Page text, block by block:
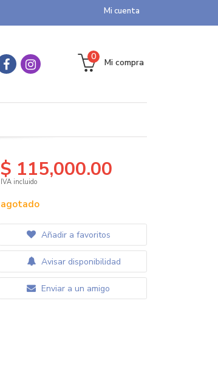
Mi cuenta
Mi compra
0
$ 115,000.00
IVA incluido
agotado
Añadir a favoritos
Avisar disponibilidad
Enviar a un amigo